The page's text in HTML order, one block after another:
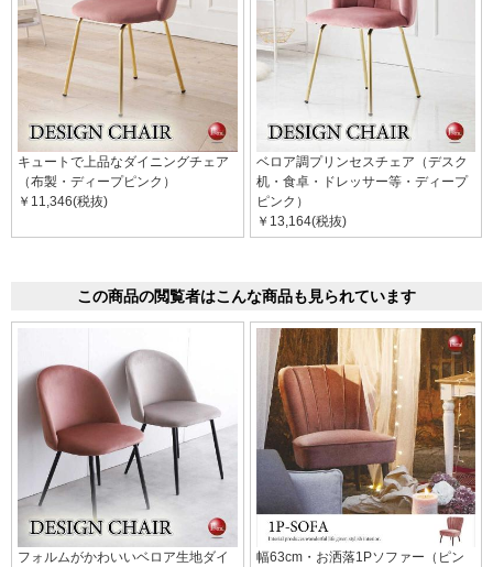
キュートで上品なダイニングチェア
（布製・ディープピンク）
￥11,346(税抜)
ベロア調プリンセスチェア（デスク
机・食卓・ドレッサー等・ディープ
ピンク）
￥13,164(税抜)
この商品の閲覧者はこんな商品も見られています
フォルムがかわいいベロア生地ダイ
幅63cm・お洒落1Pソファー（ピン